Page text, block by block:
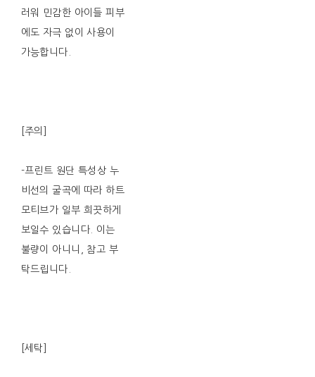
러워 민감한 아이들 피부
에도 자극 없이 사용이
가능합니다.
[주의]
-프린트 원단 특성상 누
비선의 굴곡에 따라 하트
모티브가 일부 희끗하게
보일수 있습니다. 이는
불량이 아니니, 참고 부
탁드립니다.
[세탁]